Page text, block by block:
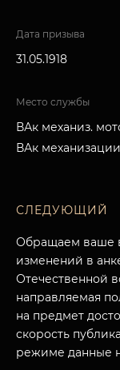
Дата призыва
31.05.1918
Место службы
ВАк механиз.
ВАк
СЛЕДУЮЩИЙ
Обращаем ваше
изменений в
Отечественной
направляемая
на предмет
скорость
режиме данные